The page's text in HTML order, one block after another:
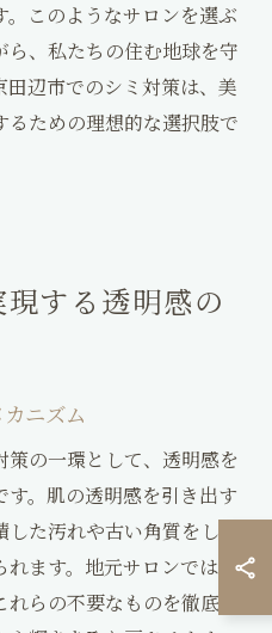
このようなサロンを選ぶ
ら、私たちの住む地球を守
辺市でのシミ対策は、美
ための理想的な選択肢で
する透明感の
ニズム
の一環として、透明感を
。肌の透明感を引き出す
た汚れや古い角質をしっ
ます。地元サロンでは、
らの不要なものを徹底的